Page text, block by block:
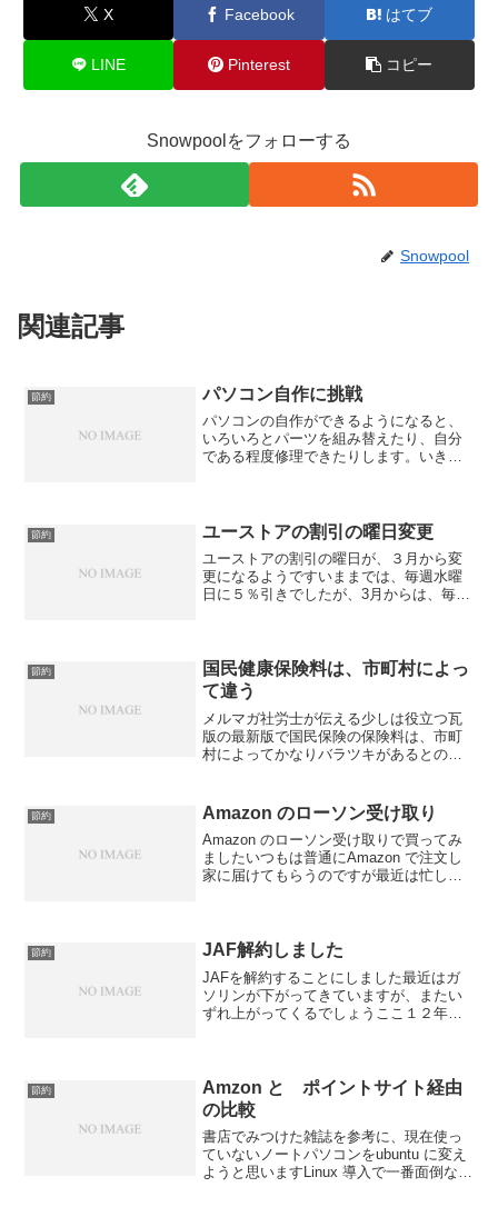
X Facebook はてブ
LINE Pinterest コピー
Snowpoolをフォローする
Snowpool
関連記事
節約 パソコン自作に挑戦
パソコンの自作ができるようになると、
いろいろとパーツを組み替えたり、自分
である程度修理できたりします。いきな
なっていますので、メーカ...
節約 ユーストアの割引の曜日変更
ユーストアの割引の曜日が、３月から変
更になるようですいままでは、毎週水曜
日に５％引きでしたが、3月からは、毎週
節約
国民健康保険料は、市町村によっ
て違う
メルマガ社労士が伝える少しは役立つ瓦
版の最新版で国民保険の保険料は、市町
村によってかなりバラツキがあるとのこ
約 ９万４千円そして、もっとも高かっ
たのは、福岡市 年間...
節約 Amazon のローソン受け取り
Amazon のローソン受け取りで買ってみ
ましたいつもは普通にAmazon で注文し
家に届けてもらうのですが最近は忙しい
ンのみ...
節約 JAF解約しました
JAFを解約することにしました最近はガ
ソリンが下がってきていますが、またい
ずれ上がってくるでしょうここ１２年間
ないようなのでJAF本...
節約
Amzon と ポイントサイト経由
の比較
書店でみつけた雑誌を参考に、現在使っ
ていないノートパソコンをubuntu に変え
ようと思いますLinux 導入で一番面倒なの